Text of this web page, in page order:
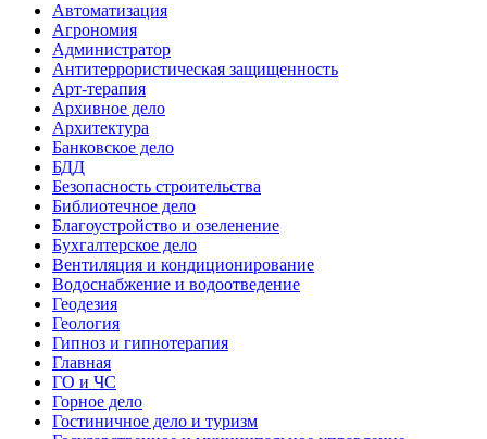
Автоматизация
Агрономия
Администратор
Антитеррористическая защищенность
Арт-терапия
Архивное дело
Архитектура
Банковское дело
БДД
Безопасность строительства
Библиотечное дело
Благоустройство и озеленение
Бухгалтерское дело
Вентиляция и кондиционирование
Водоснабжение и водоотведение
Геодезия
Геология
Гипноз и гипнотерапия
Главная
ГО и ЧС
Горное дело
Гостиничное дело и туризм